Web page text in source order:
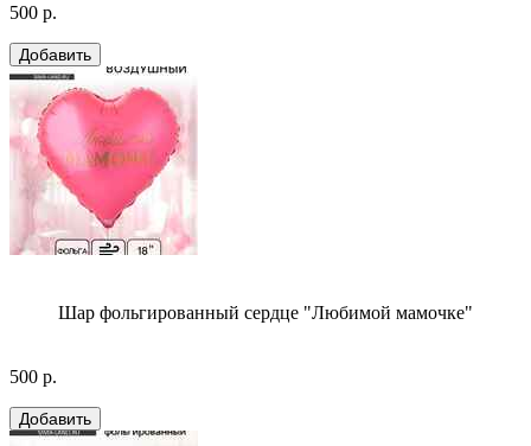
500 р.
Шар фольгированный сердце "Любимой мамочке"
500 р.